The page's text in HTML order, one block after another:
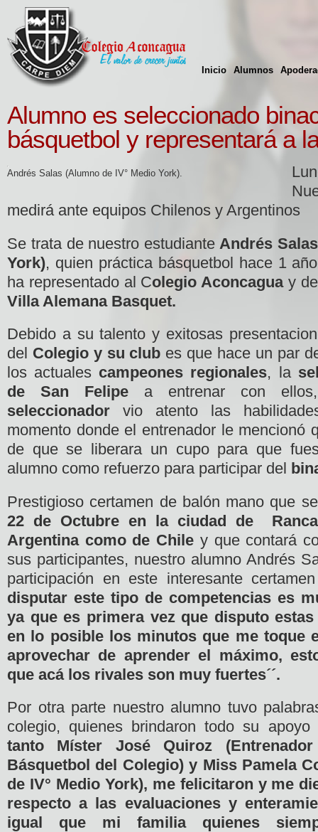
Inicio Alumnos
Alumno es seleccionado
básquetbol y representará a
Andrés Salas (Alumno de IV° Medio York).
medirá ante equipos Chilenos y Argentinos
Se trata de nuestro estudiante Andrés
York), quien práctica básquetbol hace 1
ha representado al Colegio Aconcaguay
Villa Alemana Basquet.
Debido a su talento y exitosas
del Colegio y su club es que hace un par
los actuales campeones regionales, la
de San Felipe a entrenar con
seleccionador vio atento las
momento donde el entrenador le mencionó
de que se liberara un cupo para que
alumno como refuerzo para participar del
Prestigioso certamen de balón mano que
22 de Octubre en la ciudad de
Argentina como de Chile y que contará
sus participantes, nuestro alumno Andrés
participación en este interesante
disputar este tipo de competencias es
ya que es primera vez que disputo
en lo posible los minutos que me toque
aprovechar de aprender el máximo,
que acá los rivales son muy fuertes´´.
Por otra parte nuestro alumno tuvo
colegio, quienes brindaron todo su
tanto Míster José Quiroz
Básquetbol del Colegio) y Miss Pamela
de IV° Medio York), me felicitaron y me
respecto a las evaluaciones y
igual que mi familia quienes